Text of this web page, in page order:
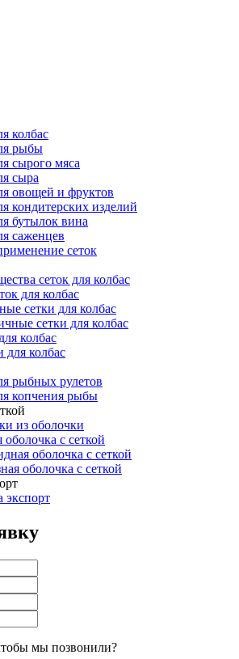
колбас
рыбы
сырого мяса
сыра
овощей и фруктов
кондитерских изделий
бутылок вина
саженцев
сеток
сеток для колбас
для колбас
сетки для колбас
сетки для колбас
колбас
колбас
рыбных рулетов
копчения рыбы
из оболочки
оболочка с сеткой
оболочка с сеткой
оболочка с сеткой
экспорт
мы позвонили?